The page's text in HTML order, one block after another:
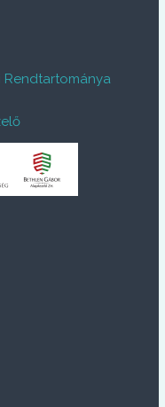
Rendtartománya